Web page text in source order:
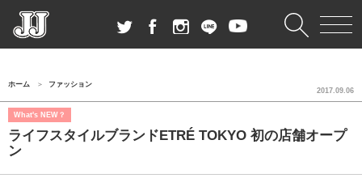
ホーム ファッション
What's NEW？
ライフスタイルブランドETRÉ TOKYO 初の店舗オープ
ン
2017.09.06